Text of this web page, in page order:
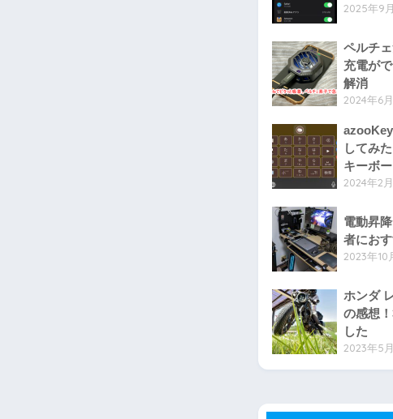
2025年9
ペルチ
充電が
解消
2024年6
してみ
キーボー
2024年2
電動昇
者にお
2023年10
ホンダ
の感想
した
2023年5